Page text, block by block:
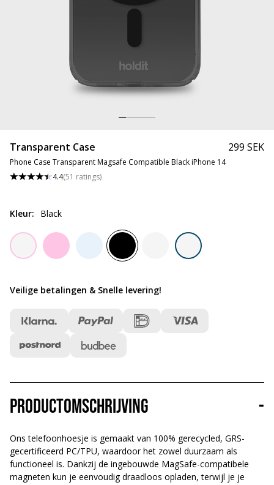
Transparent Case
Phone Case Transparent Magsafe Compatible Black iPhone 14
4.4(51 ratings)
299 SEK
Kleur: Black
Veilige betalingen & Snelle levering!
Productomschrijving -
Ons telefoonhoesje is gemaakt van 100% gerecycled, GRS-
gecertificeerd PC/TPU, waardoor het zowel duurzaam als
functioneel is. Dankzij de ingebouwde MagSafe-compatibele
magneten kun je eenvoudig draadloos opladen, terwijl je je